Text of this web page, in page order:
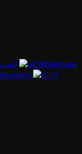
Українська
Español